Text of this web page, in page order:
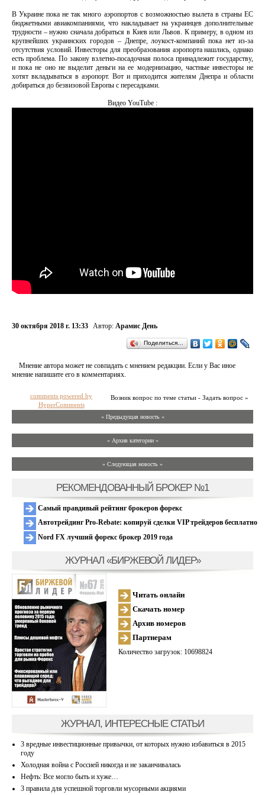
В Украине пока не так много аэропортов с возможностью вылета в страны ЕС
бюджетными авиакомпаниями, что накладывает на украинцев дополнительные
трудности – нужно сначала добраться в Киев или Львов. К примеру, в одном из
крупнейших украинских городов – Днепре, лоукост-компаний пока нет из-за
отсутствия условий. Инвесторы для преобразования аэропорта нашлись, однако
есть проблема. По закону взлетно-посадочная полоса принадлежит государству,
и пока не оно не выделит деньги на ее модернизацию, частные инвесторы не
хотят вкладываться в аэропорт. Вот и приходится жителям Днепра и области
добираться до безвизовой Европы с пересадками.
Видео YouTube :
30 октября 2018 г. 13:33 Автор: Арамис День
Поделиться…
Мнение автора может не совпадать с мнением редакции. Если у Вас иное
мнение напишите его в комментариях.
Возник вопрос по теме статьи - Задать вопрос »
comments powered by
HyperComments
« Предыдущая новость «
» Архив категории «
» Следующая новость »
РЕКОМЕНДОВАННЫЙ БРОКЕР №1
Самый правдивый рейтинг брокеров форекс
Автотрейдинг Pro-Rebate: копируй сделки VIP трейдеров бесплатно
Nord FX лучший форекс брокер 2019 года
ЖУРНАЛ «БИРЖЕВОЙ ЛИДЕР»
Читать онлайн
Скачать номер
Архив номеров
Партнерам
Количество загрузок: 10698824
ЖУРНАЛ, ИНТЕРЕСНЫЕ СТАТЬИ
3 вредные инвестиционные привычки, от которых нужно избавиться в 2015
году
Холодная война с Россией никогда и не заканчивалась
Нефть: Все могло быть и хуже…
3 правила для успешной торговли мусорными акциями